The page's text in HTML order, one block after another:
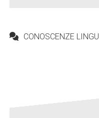
CONOSCENZE